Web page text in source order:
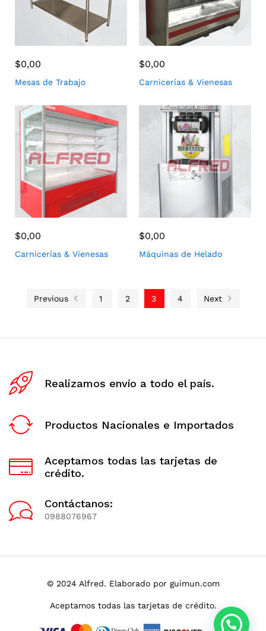
$0,00
Mesas de Trabajo
$0,00
Carnicerías & Vienesas
$0,00
Carnicerías & Vienesas
$0,00
Máquinas de Helado
Previous 1 2 3 4 Next
Realizamos envío a todo el país.
Productos Nacionales e Importados
Aceptamos todas las tarjetas de
crédito.
Contáctanos:
0988076967
© 2024 Alfred. Elaborado por guimun.com
Aceptamos todas las tarjetas de crédito.